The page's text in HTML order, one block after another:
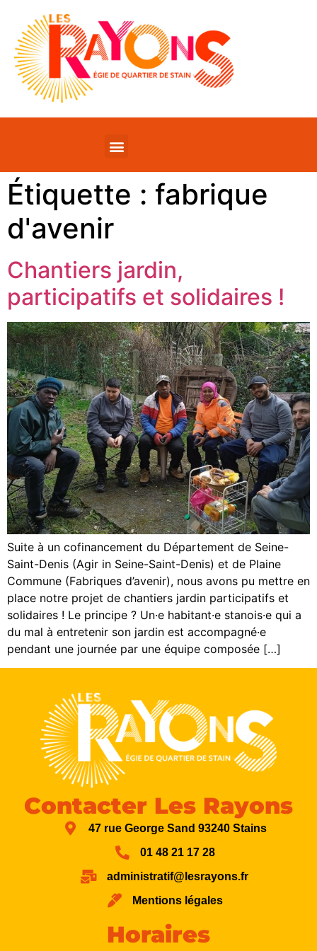
Étiquette : fabrique
d'avenir
Chantiers jardin,
participatifs et solidaires !
Suite à un cofinancement du Département de Seine-
Saint-Denis (Agir in Seine-Saint-Denis) et de Plaine
Commune (Fabriques d’avenir), nous avons pu mettre en
place notre projet de chantiers jardin participatifs et
solidaires ! Le principe ? Un·e habitant·e stanois·e qui a
du mal à entretenir son jardin est accompagné·e
pendant une journée par une équipe composée […]
Contacter Les Rayons
47 rue George Sand 93240 Stains
01 48 21 17 28
administratif@lesrayons.fr
Mentions légales
Horaires